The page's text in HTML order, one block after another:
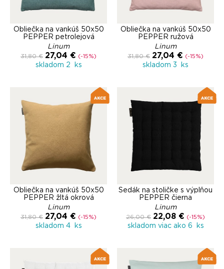
Obliečka na vankúš 50x50
PEPPER petrolejová
Linum
31,80 € 27,04 € (-15%)
skladom 2 ks
Obliečka na vankúš 50x50
PEPPER ružová
Linum
31,80 € 27,04 € (-15%)
skladom 3 ks
Obliečka na vankúš 50x50
PEPPER žltá okrová
Linum
31,80 € 27,04 € (-15%)
skladom 4 ks
Sedák na stoličke s výplňou
PEPPER čierna
Linum
26,00 € 22,08 € (-15%)
skladom viac ako 6 ks